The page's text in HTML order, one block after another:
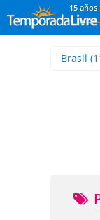
15 años
Brasil